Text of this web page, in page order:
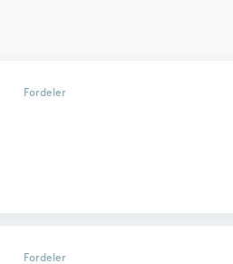
Fordeler
Fordeler